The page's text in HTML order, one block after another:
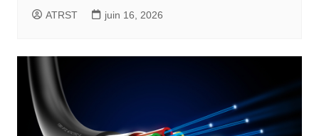
ATRST juin 16, 2026